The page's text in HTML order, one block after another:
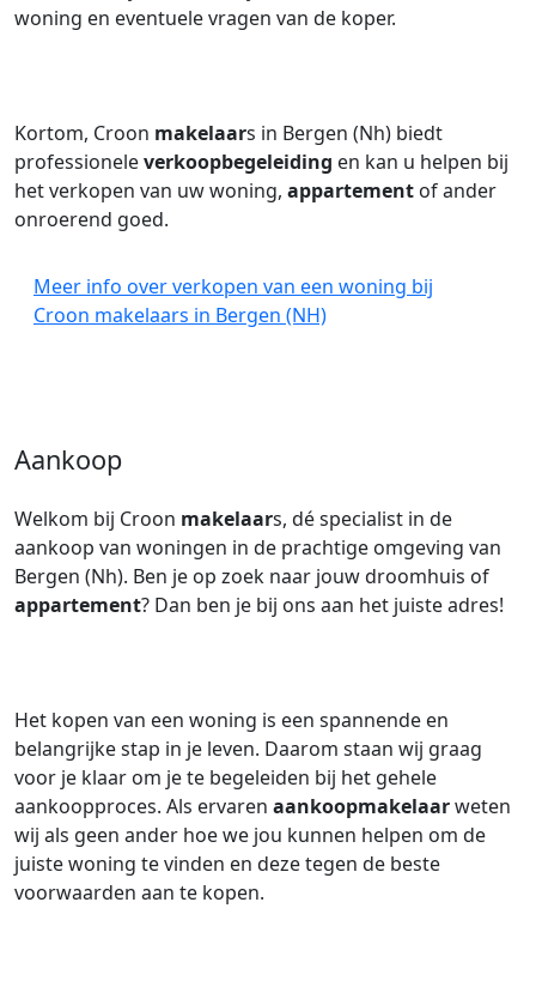
woning en eventuele vragen van de koper.
Kortom, Croon makelaars in Bergen (Nh) biedt
professioneleverkoopbegeleiding en kan u helpen bij
het verkopen van uw woning, appartement of ander
onroerend goed.
Meer info over verkopen van een woning bij
Croon makelaars in Bergen (NH)
Aankoop
Welkom bij Croon makelaars, dé specialist in de
aankoop van woningen in de prachtige omgeving van
Bergen (Nh). Ben je op zoek naar jouw droomhuis of
appartement? Dan ben je bij ons aan het juiste adres!
Het kopen van een woning is een spannende en
belangrijke stap in je leven. Daarom staan wij graag
voor je klaar om je te begeleiden bij het gehele
aankoopproces. Als ervaren aankoopmakelaarweten
wij als geen ander hoe we jou kunnen helpen om de
juiste woning te vinden en deze tegen de beste
voorwaarden aan te kopen.